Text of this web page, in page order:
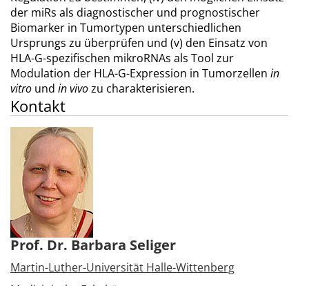
der miRs als diagnostischer und prognostischer
Biomarker in Tumortypen unterschiedlichen
Ursprungs zu überprüfen und (v) den Einsatz von
HLA-G-spezifischen mikroRNAs als Tool zur
Modulation der HLA-G-Expression in Tumorzellen in
vitro und in vivozu charakterisieren.
Kontakt
Prof. Dr. Barbara Seliger
Martin-Luther-Universität Halle-Wittenberg